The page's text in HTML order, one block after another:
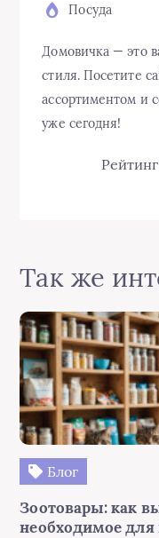
Посуда
Домовичка — это
стиля. Посетите
ассортиментом и
уже сегодня!
Так же
Блог
Зоотовары: как
необходимое